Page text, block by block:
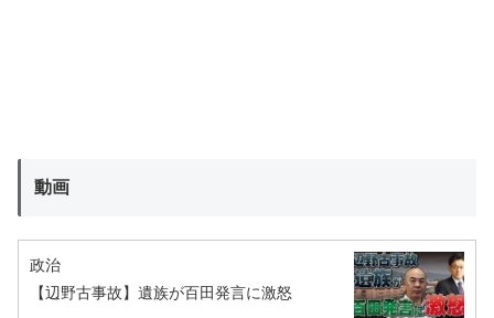
動画
政治
【辺野古事故】遺族が百田発言に激怒